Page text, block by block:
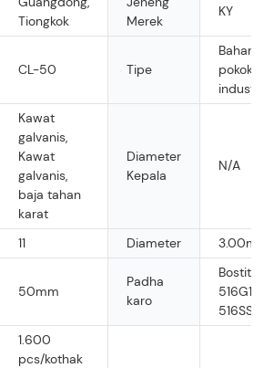
Tiongkok
Merek
KY
CL-50 Tipe
Bahan
pokok
industri
Kawat
galvanis,
Kawat
galvanis,
baja tahan
karat
Diameter
Kepala
N/A
11 Diameter 3.00mm
50mm
Padha
karo
Bostitch
516G100,
516SS100
1.600
pcs/kothak